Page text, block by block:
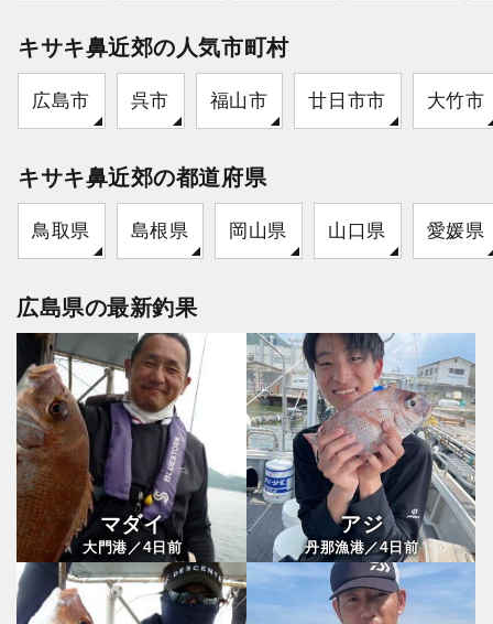
キサキ鼻近郊の人気市町村
広島市 呉市 福山市 廿日市市 大竹市
キサキ鼻近郊の都道府県
鳥取県 島根県 岡山県 山口県 愛媛県
広島県の最新釣果
マダイ
大門港／4 日前
アジ
丹那漁港／4日前